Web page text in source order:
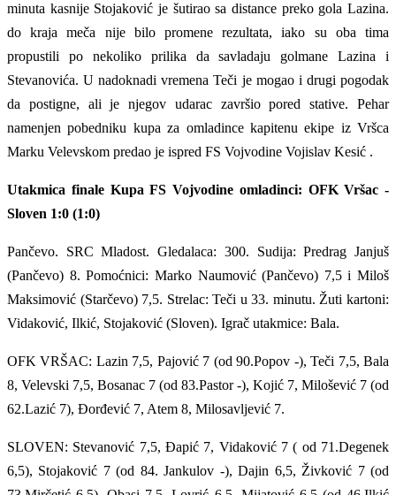
minuta kasnije Stojaković je šutirao sa distance preko gola Lazina.
do kraja meča nije bilo promene rezultata, iako su oba tima
propustili po nekoliko prilika da savladaju golmane Lazina i
Stevanovića. U nadoknadi vremena Teči je mogao i drugi pogodak
da postigne, ali je njegov udarac završio pored stative. Pehar
namenjen pobedniku kupa za omladince kapitenu ekipe iz Vršca
Marku Velevskom predao je ispred FS Vojvodine Vojislav Kesić .
Utakmica finale Kupa FS Vojvodine omladinci: OFK Vršac -
Sloven 1:0 (1:0)
Pančevo. SRC Mladost. Gledalaca: 300. Sudija: Predrag Janjuš
(Pančevo) 8. Pomoćnici: Marko Naumović (Pančevo) 7,5 i Miloš
Maksimović (Starčevo) 7,5. Strelac: Teči u 33. minutu. Žuti kartoni:
Vidaković, Ilkić, Stojaković (Sloven). Igrač utakmice: Bala.
OFK VRŠAC: Lazin 7,5, Pajović 7 (od 90.Popov -), Teči 7,5, Bala
8, Velevski 7,5, Bosanac 7 (od 83.Pastor -), Kojić 7, Milošević 7 (od
62.Lazić 7), Đorđević 7, Atem 8, Milosavljević 7.
SLOVEN: Stevanović 7,5, Đapić 7, Vidaković 7 ( od 71.Degenek
6,5), Stojaković 7 (od 84. Jankulov -), Dajin 6,5, Živković 7 (od